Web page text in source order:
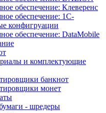
обеспечение: Клеверенс
обеспечение: 1С-
конфигруации
обеспечение: DataMobile
и комплектующие
банкнот
монет
- шредеры